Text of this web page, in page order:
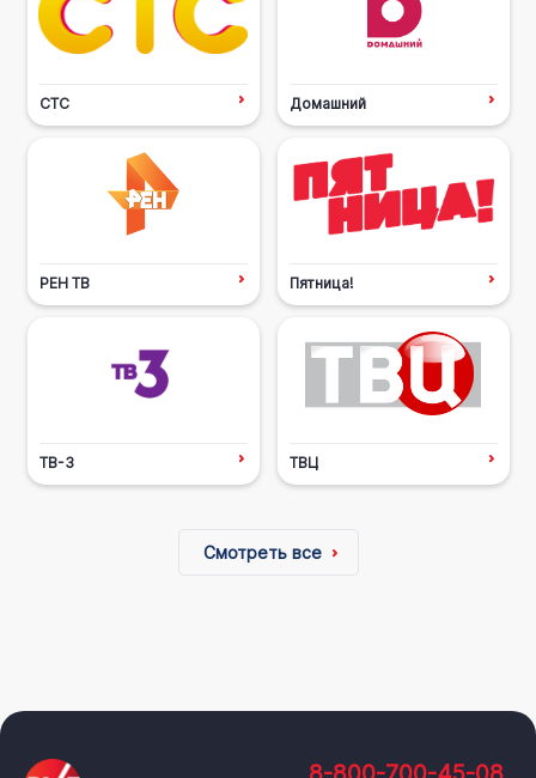
СТС Домашний
РЕН ТВ Пятница!
ТВ-3 ТВЦ
Смотреть все